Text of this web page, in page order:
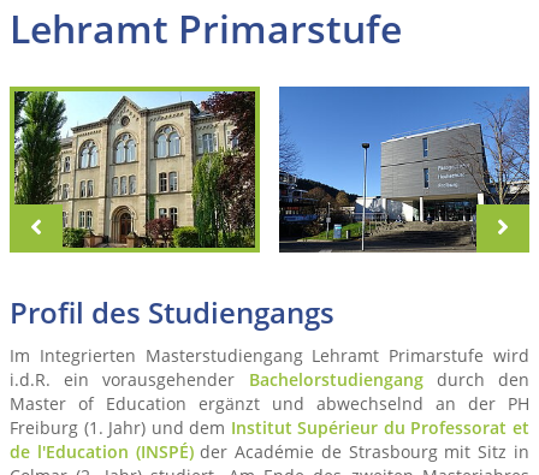
Lehramt Primarstufe
zurück
Profil des Studiengangs
Im Integrierten Masterstudiengang Lehramt Primarstufe wird
i.d.R. ein vorausgehender Bachelorstudiengangdurch den
Master of Education ergänzt und abwechselnd an der PH
Freiburg (1. Jahr) und dem Institut Supérieur du Professorat et
de l'Education (INSPÉ)der Académie de Strasbourg mit Sitz in